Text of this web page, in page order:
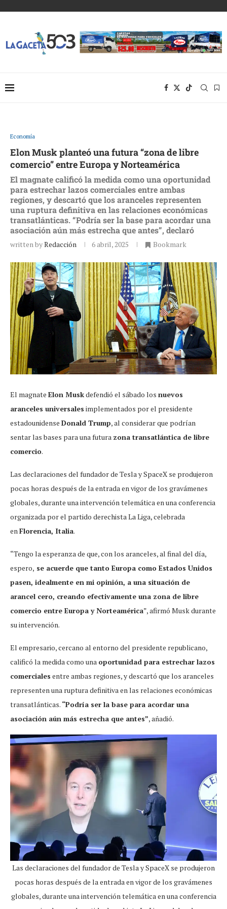
Economía
Elon Musk planteó una futura “zona de libre
comercio” entre Europa y Norteamérica
El magnate calificó la medida como una oportunidad
para estrechar lazos comerciales entre ambas
regiones, y descartó que los aranceles representen
una ruptura definitiva en las relaciones económicas
transatlánticas. “Podría ser la base para acordar una
asociación aún más estrecha que antes”, declaró
written byRedacción 6 abril, 2025 Bookmark
El magnate Elon Muskdefendió el sábado los nuevos
aranceles universales implementados por el presidente
estadounidense Donald Trump, al considerar que podrían
sentar las bases para una futura zona transatlántica de libre
comercio.
Las declaraciones del fundador de Tesla y SpaceX se produjeron
pocas horas después de la entrada en vigor de los gravámenes
globales, durante una intervención telemática en una conferencia
organizada por el partido derechista La Liga, celebrada
en Florencia, Italia.
“Tengo la esperanza de que, con los aranceles, al final del día,
espero, se acuerde que tanto Europa como Estados Unidos
pasen, idealmente en mi opinión, a una situación de
arancel cero, creando efectivamente una zona de libre
comercio entre Europa y Norteamérica”, afirmó Musk durante
su intervención.
El empresario, cercano al entorno del presidente republicano,
calificó la medida como una oportunidad para estrechar lazos
comerciales entre ambas regiones, y descartó que los aranceles
representen una ruptura definitiva en las relaciones económicas
transatlánticas. “Podría ser la base para acordar una
asociación aún más estrecha que antes”, añadió.
Las declaraciones del fundador de Tesla y SpaceX se produjeron
pocas horas después de la entrada en vigor de los gravámenes
globales, durante una intervención telemática en una conferencia